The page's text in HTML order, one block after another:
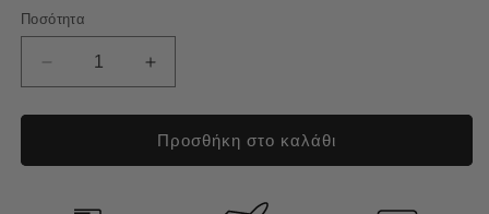
Ποσότητα
Μείωση
ποσότητας
για
Procare
&amp;
Αύξηση
ποσότητας
για
Prins
Procare
Προσθήκη στο καλάθι